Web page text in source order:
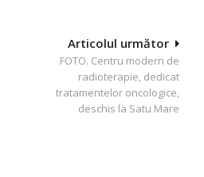
Articolul următor
FOTO. Centru modern de
radioterapie, dedicat
tratamentelor oncologice,
deschis la Satu Mare